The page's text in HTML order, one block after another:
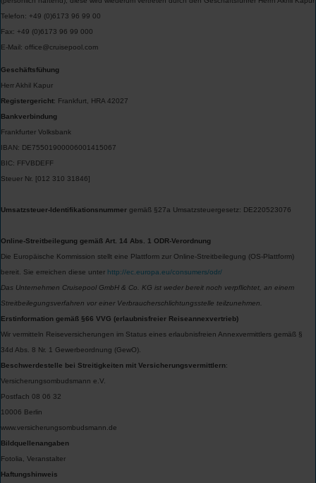
Telefon: +49 (0)6173 96 99 00
Fax: +49 (0)6173 96 99 000
E-Mail: office@cruisepool.com
Geschäftsfühung
Herr Akhil Kapur
Registergericht: Frankfurt, HRA 42027
Bankverbindung
Frankfurter Volksbank
IBAN: DE75501900006001415067
BIC: FFVBDEFF
Steuer Nr. [012 310 31846]
Umsatzsteuer-Identifikationsnummer gemäß §27a Umsatzsteuergesetz: DE220523076
Online-Streitbeilegung gemäß Art. 14 Abs. 1 ODR-Verordnung
Die Europäische Kommission stellt eine Plattform zur Online-Streitbeilegung (OS-Plattform)
bereit. Sie erreichen diese unter http://ec.europa.eu/consumers/odr/
Das Unternehmen Cruisepool GmbH & Co. KG ist weder bereit noch verpflichtet, an einem
Streitbeilegungsverfahren vor einer Verbraucherschlichtungsstelle teilzunehmen.
Erstinformation gemäß §66 VVG (erlaubnisfreier Reiseannexvertrieb)
Wir vermitteln Reiseversicherungen im Status eines erlaubnisfreien Annexvermittlers gemäß §
34d Abs. 8 Nr. 1 Gewerbeordnung (GewO).
Beschwerdestelle bei Streitigkeiten mit Versicherungsvermittlern:
Versicherungsombudsmann e.V.
Postfach 08 06 32
10006 Berlin
www.versicherungsombudsmann.de
Bildquellenangaben
Fotolia, Veranstalter
Haftungshinweis